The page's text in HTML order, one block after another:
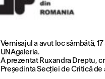
Vernisajul a avut loc sâmbătă,
UNAgaleria.
A prezentat Ruxandra Dreptu,
Președinta Secției de Critică de